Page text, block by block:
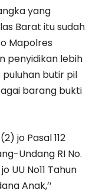
yang
Barat itu sudah
Mapolres
penyidikan lebih
puluhan butir pil
barang bukti
jo Pasal 112
Undang RI No.
UU No11 Tahun
Anak,’’